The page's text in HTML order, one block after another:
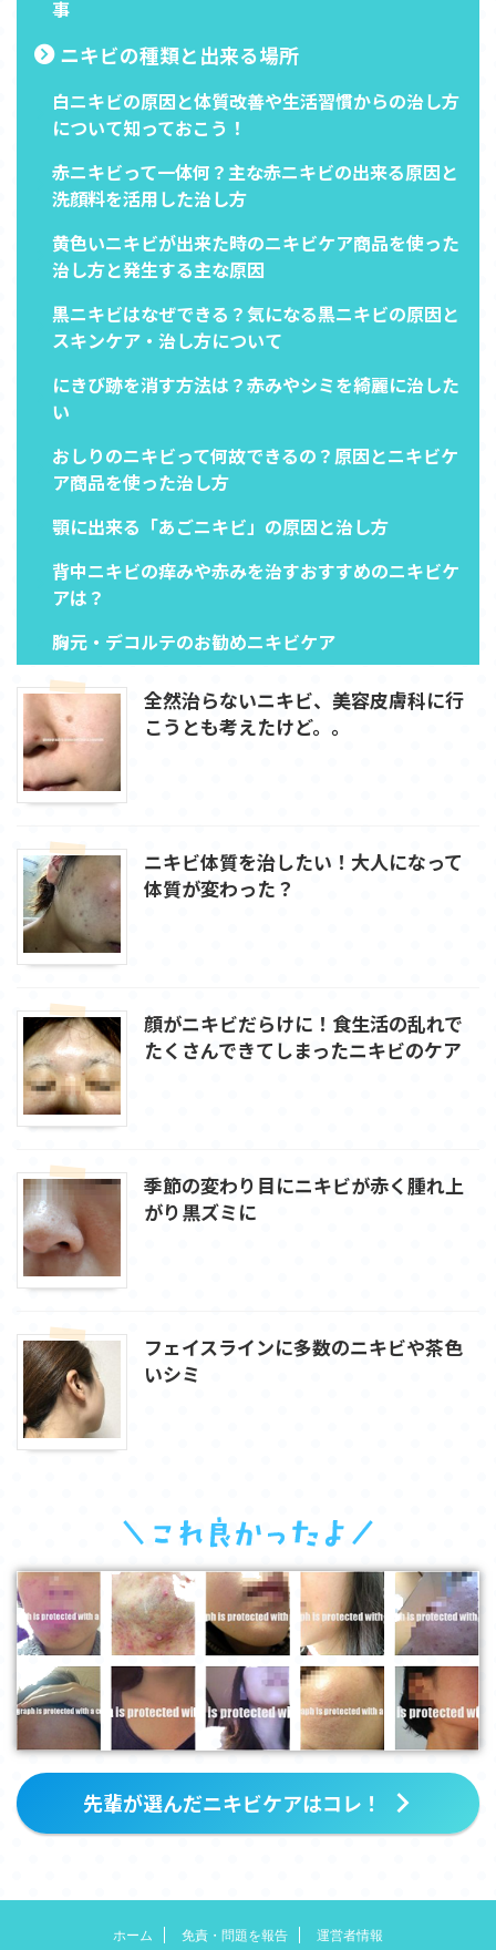
事
ニキビの種類と出来る場所
白ニキビの原因と体質改善や生活習慣からの治し方
について知っておこう！
赤ニキビって一体何？主な赤ニキビの出来る原因と
洗顔料を活用した治し方
黄色いニキビが出来た時のニキビケア商品を使った
治し方と発生する主な原因
黒ニキビはなぜできる？気になる黒ニキビの原因と
スキンケア・治し方について
にきび跡を消す方法は？赤みやシミを綺麗に治した
い
おしりのニキビって何故できるの？原因とニキビケ
ア商品を使った治し方
顎に出来る「あごニキビ」の原因と治し方
背中ニキビの痒みや赤みを治すおすすめのニキビケ
アは？
胸元・デコルテのお勧めニキビケア
全然治らないニキビ、美容皮膚科に行
こうとも考えたけど。。
ニキビ体質を治したい！大人になって
体質が変わった？
顔がニキビだらけに！食生活の乱れで
たくさんできてしまったニキビのケア
季節の変わり目にニキビが赤く腫れ上
がり黒ズミに
フェイスラインに多数のニキビや茶色
いシミ
先輩が選んだニキビケアはコレ！
ホーム 免責・問題を報告 運営者情報